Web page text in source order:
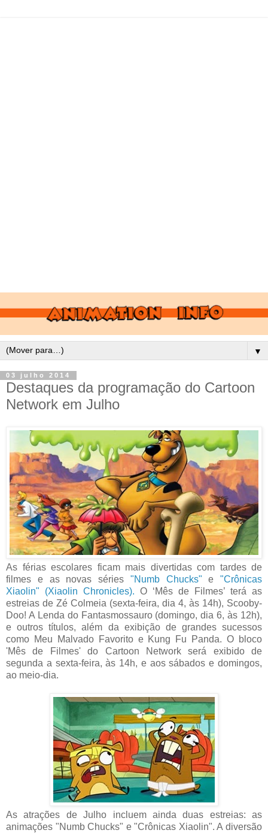
▼
03 julho 2014
Destaques da programação do Cartoon
Network em Julho
As férias escolares ficam mais divertidas com tardes de
filmes e as novas séries "Numb Chucks" e "Crônicas
Xiaolin" (Xiaolin Chronicles). O ‘Mês de Filmes’ terá as
estreias de Zé Colmeia (sexta-feira, dia 4, às 14h), Scooby-
Doo! A Lenda do Fantasmossauro (domingo, dia 6, às 12h),
e outros títulos, além da exibição de grandes sucessos
como Meu Malvado Favorito e Kung Fu Panda. O bloco
'Mês de Filmes' do Cartoon Network será exibido de
segunda a sexta-feira, às 14h, e aos sábados e domingos,
ao meio-dia.
As atrações de Julho incluem ainda duas estreias: as
animações "Numb Chucks" e "Crônicas Xiaolin". A diversão